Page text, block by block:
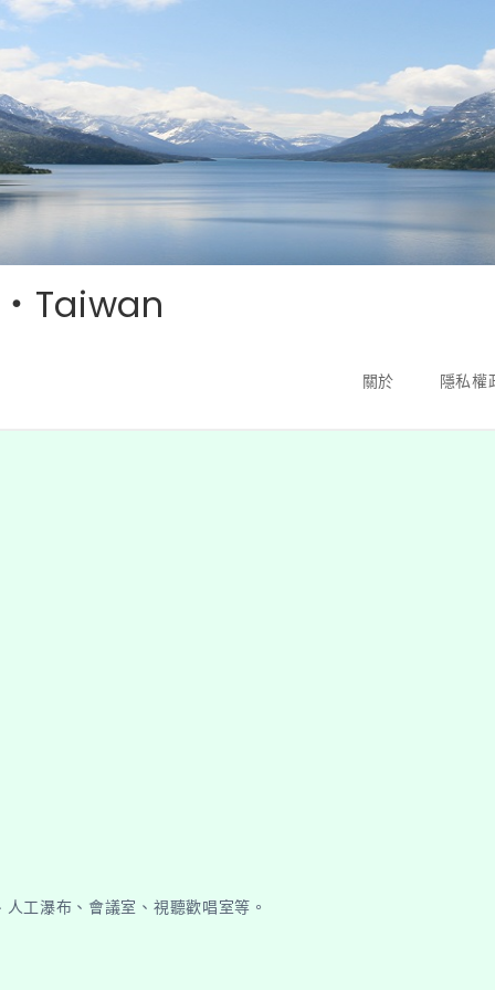
關於 隱私權
工瀑布、會議室、視聽歡唱室等。